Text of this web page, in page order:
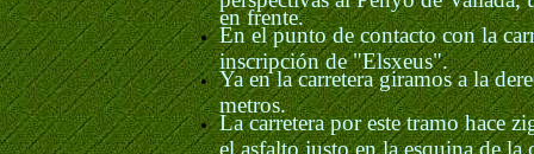
en frente.
En el punto de contacto con la
inscripción de "Elsxeus".
Ya en la carretera giramos a la
metros.
La carretera por este tramo hace
el asfalto justo en la esquina de